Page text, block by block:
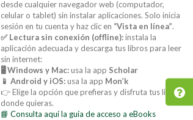
desde cualquier navegador web (computador,
celular o tablet) sin instalar aplicaciones. Solo inicia
sesión en tu cuenta y haz clic en “Vista en línea”.
✅ Lectura sin conexión (offline):instala la
aplicación adecuada y descarga tus libros para leer
sin internet:
🖥️ Windows y Mac:usa la app Scholar
📱 Android y iOS:usa la app Mon’k
👉 Elige la opción que prefieras y disfruta tus libros
donde quieras.
📘 Consulta aquí la guía de acceso a eBooks